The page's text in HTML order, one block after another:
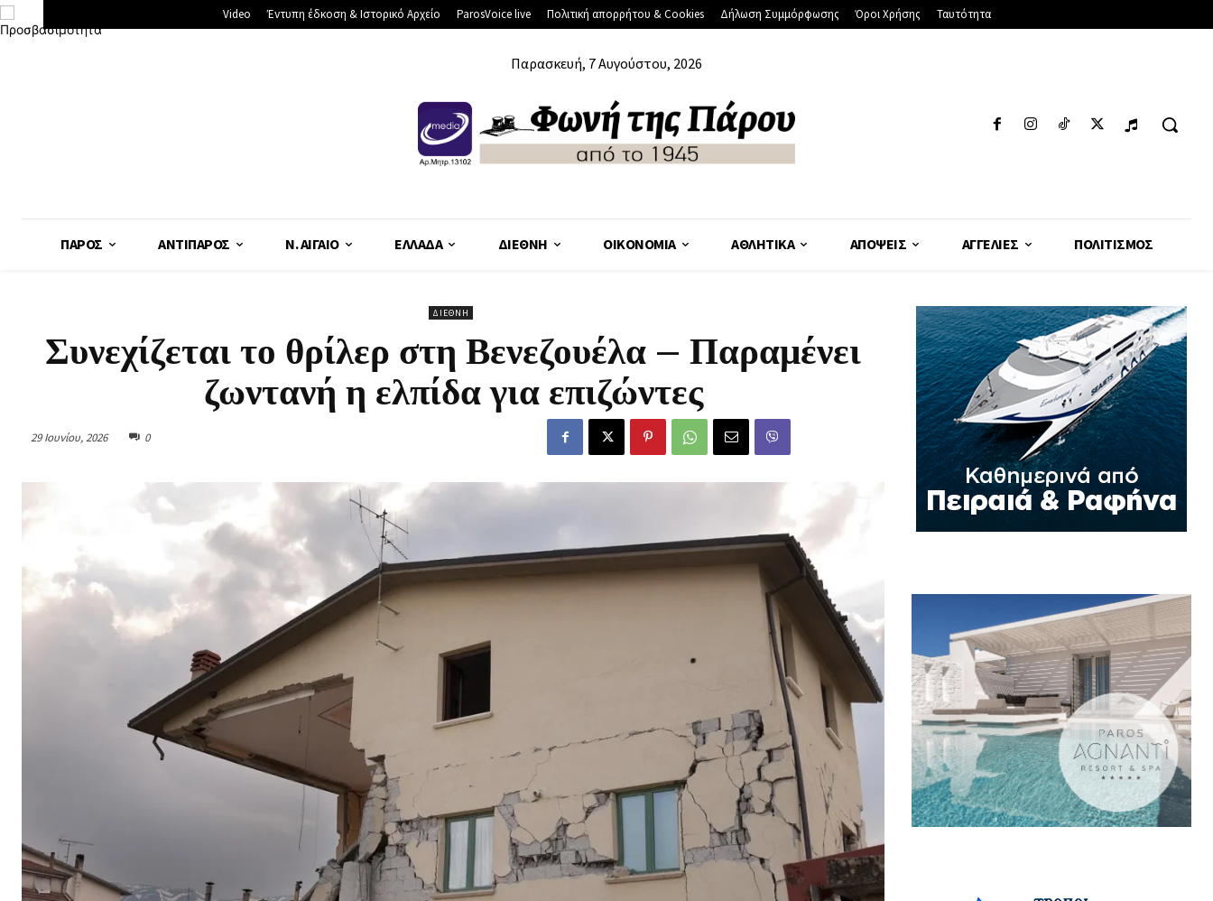
Video Έντυπη έδκοση & Ιστορικό Αρχείο ParosVoice live Πολιτική απορρήτου & Cookies Δήλωση Συμμόρφωσης Όροι Χρήσης Ταυτότητα
Παρασκευή, 7 Αυγούστου, 2026
ΠΆΡΟΣ ΑΝΤΊΠΑΡΟΣ Ν. ΑΙΓΑΊΟ ΕΛΛΆΔΑ ΔΙΕΘΝΉ ΟΙΚΟΝΟΜΊΑ ΑΘΛΗΤΙΚΆ ΑΠΌΨΕΙΣ ΑΓΓΕΛΊΕΣ ΠΟΛΙΤΙΣΜΌΣ
ΔΙΕΘΝΉ
Συνεχίζεται το θρίλερ στη Βενεζουέλα – Παραμένει
ζωντανή η ελπίδα για επιζώντες
29 Ιουνίου, 2026 0